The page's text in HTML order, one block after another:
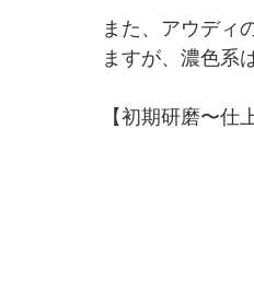
また、アウディ
ますが、濃色系
【初期研磨〜仕